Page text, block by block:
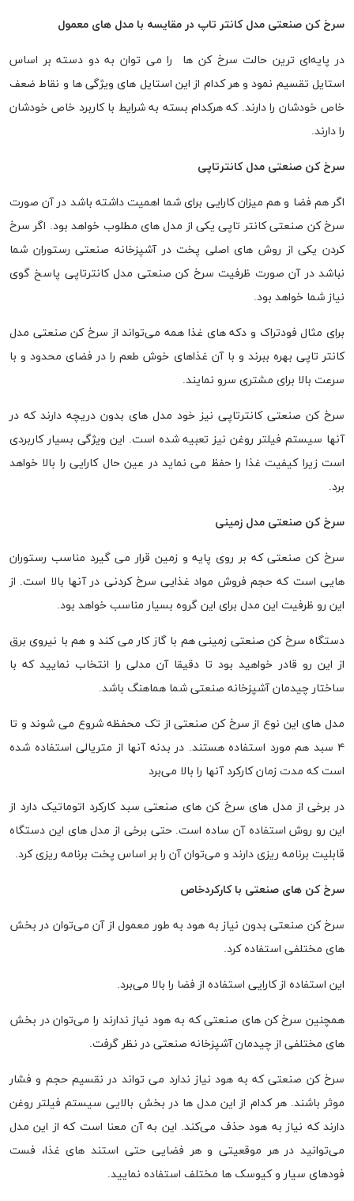
سرخ کن صنعتی مدل کانتر تاپ در مقایسه با مدل های معمول
در پایه‌ای ترین حالت سرخ کن ها را می توان به دو دسته بر اساس
استایل تقسیم نمود و هر کدام از این استایل های ویژگی ها و نقاط ضعف
خاص خودشان را دارند. که هرکدام بسته به شرایط با کاربرد خاص خودشان
را دارند.
سرخ کن صنعتی مدل کانترتاپی
اگر هم فضا و هم میزان کارایی برای شما اهمیت داشته باشد در آن صورت
سرخ کن صنعتی کانتر تاپی یکی از مدل های مطلوب خواهد بود. اگر سرخ
کردن یکی از روش های اصلی پخت در آشپزخانه صنعتی رستوران شما
نباشد در آن صورت ظرفیت سرخ کن صنعتی مدل کانترتاپی پاسخ گوی
نیاز شما خواهد بود.
برای مثال فودتراک و دکه های غذا همه می‌تواند از سرخ کن صنعتی مدل
کانتر تاپی بهره ببرند و با آن غذاهای خوش طعم را در فضای محدود و با
سرعت بالا برای مشتری سرو نمایند.
سرخ کن صنعتی کانترتاپی نیز خود مدل های بدون دریچه دارند که در
آنها سیستم فیلتر روغن نیز تعبیه شده است. این ویژگی بسیار کاربردی
است زیرا کیفیت غذا را حفظ می نماید در عین حال کارایی را بالا خواهد
برد.
سرخ کن صنعتی مدل زمینی
سرخ کن صنعتی که بر روی پایه و زمین قرار می گیرد مناسب رستوران
هایی است که حجم فروش مواد غذایی سرخ کردنی در آنها بالا است. از
این رو ظرفیت این مدل برای این گروه بسیار مناسب خواهد بود.
دستگاه سرخ کن صنعتی زمینی هم با گاز کار می کند و هم با نیروی برق
از این رو قادر خواهید بود تا دقیقا آن مدلی را انتخاب نمایید که با
ساختار چیدمان آشپزخانه صنعتی شما هماهنگ باشد.
مدل های این نوع از سرخ کن صنعتی از تک محفظه شروع می شوند و تا
۴ سبد هم مورد استفاده هستند. در بدنه آنها از متریالی استفاده شده
است که مدت زمان کارکرد آنها را بالا می‌برد
در برخی از مدل های سرخ کن های صنعتی سبد کارکرد اتوماتیک دارد از
این رو روش استفاده آن ساده است. حتی برخی از مدل های این دستگاه
قابلیت برنامه ریزی دارند و می‌توان آن را بر اساس پخت برنامه ریزی کرد.
سرخ کن های صنعتی با کارکردخاص
سرخ کن صنعتی بدون نیاز به هود به طور معمول از آن می‌توان در بخش
های مختلفی استفاده کرد.
این استفاده از کارایی استفاده از فضا را بالا می‌برد.
همچنین سرخ کن های صنعتی که به هود نیاز ندارند را می‌توان در بخش
های مختلفی از چیدمان آشپزخانه صنعتی در نظر گرفت.
سرخ کن صنعتی که به هود نیاز ندارد می تواند در نقسیم حجم و فشار
موثر باشند. هر کدام از این مدل ها در بخش بالایی سیستم فیلتر روغن
دارند که نیاز به هود حذف می‌کند. این به آن معنا است که از این مدل
می‌توانید در هر موقعیتی و هر فضایی حتی استند های غذا، فست
فودهای سیار و کیوسک ها مختلف استفاده نمایید.